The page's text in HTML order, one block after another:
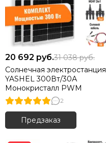
20 692 руб.31 038руб.
Солнечная электростанция
YASHEL 300Вт/30А
Монокристалл PWM
2
Предзаказ